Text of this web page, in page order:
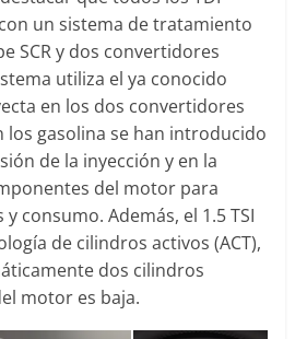
un sistema de tratamiento
SCR y dos convertidores
utiliza el ya conocido
en los dos convertidores
los gasolina se han introducido
de la inyección y en la
del motor para
consumo. Además, el 1.5 TSI
de cilindros activos (ACT),
dos cilindros
motor es baja.